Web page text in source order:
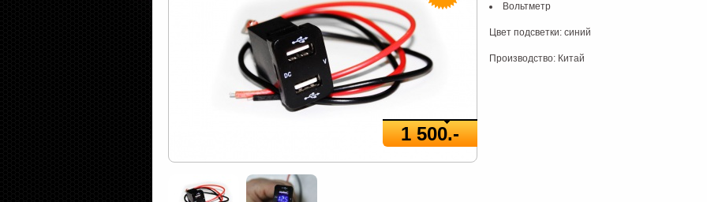
1 500.-
Вольтметр
Цвет подсветки: синий
Производство: Китай